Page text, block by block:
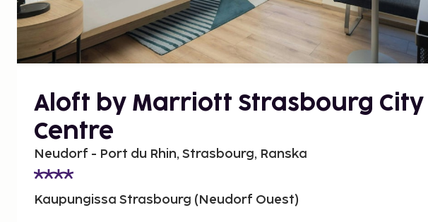
Aloft by Marriott Strasbourg City
Centre
Neudorf - Port du Rhin, Strasbourg, Ranska
Kaupungissa Strasbourg (Neudorf Ouest)